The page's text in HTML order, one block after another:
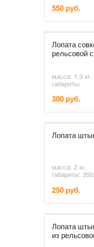
550 руб.
Лопата
рельсовой
масса: 1,3 кг.
габариты:
300 руб.
Лопата
масса: 2 кг.
габариты:
250 руб.
Лопата
из